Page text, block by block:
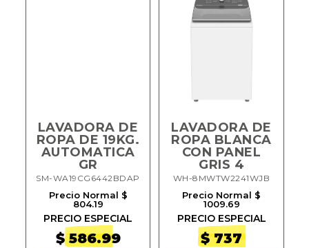
LAVADORA DE
ROPA DE 19KG.
AUTOMATICA
GR
SM-WA19CG6442BDAP
Precio Normal $
804.19
PRECIO ESPECIAL
$ 586.99
LAVADORA DE
ROPA BLANCA
CON PANEL
GRIS 4
WH-8MWTW2241WJB
Precio Normal $
1009.69
PRECIO ESPECIAL
$ 737